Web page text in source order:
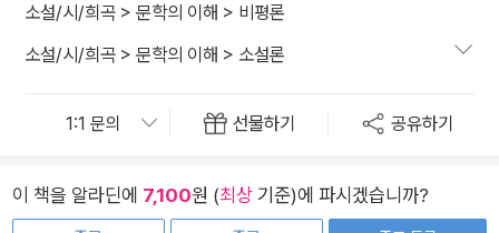
소설/시/희곡 > 문학의 이해 > 비평론
소설/시/희곡 > 문학의 이해 > 소설론
선물하기 공유하기
이 책을 알라딘에 7,100원 (최상 기준)에 파시겠습니까?